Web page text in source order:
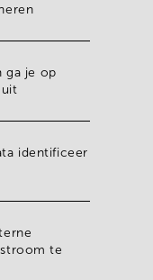
ga je op
uit
identificeer
te